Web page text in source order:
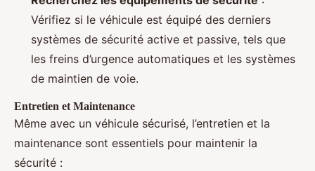
Vérifiez si le véhicule est équipé des derniers
systèmes de sécurité active et passive, tels que
les freins d’urgence automatiques et les systèmes
de maintien de voie.
Entretien et Maintenance
Même avec un véhicule sécurisé, l’entretien et la
maintenance sont essentiels pour maintenir la
sécurité :